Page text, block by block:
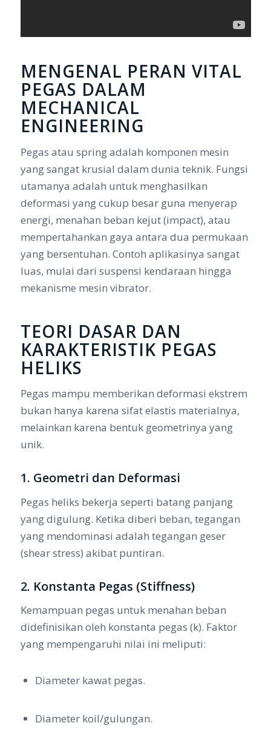
MENGENAL PERAN VITAL
PEGAS DALAM
MECHANICAL
ENGINEERING
Pegas atau springadalah komponen mesin
yang sangat krusial dalam dunia teknik. Fungsi
utamanya adalah untuk menghasilkan
deformasi yang cukup besar guna menyerap
energi, menahan beban kejut (impact), atau
mempertahankan gaya antara dua permukaan
yang bersentuhan. Contoh aplikasinya sangat
luas, mulai dari suspensi kendaraan hingga
mekanisme mesin vibrator.
TEORI DASAR DAN
KARAKTERISTIK PEGAS
HELIKS
Pegas mampu memberikan deformasi ekstrem
bukan hanya karena sifat elastis materialnya,
melainkan karena bentuk geometrinya yang
unik.
1. Geometri dan Deformasi
Pegas heliks bekerja seperti batang panjang
yang digulung. Ketika diberi beban, tegangan
yang mendominasi adalah tegangan geser
(shear stress) akibat puntiran.
2. Konstanta Pegas (Stiffness)
Kemampuan pegas untuk menahan beban
didefinisikan oleh konstanta pegas (k). Faktor
yang mempengaruhi nilai ini meliputi:
Diameter kawat pegas.
Diameter koil/gulungan.